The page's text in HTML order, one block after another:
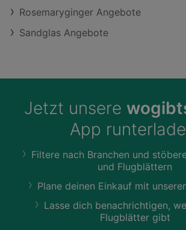
Rosemaryginger Angebote
Sandglas Angebote
Jetzt unsere
App
Filtere nach Branchen und
und Flugblättern
Plane deinen Einkauf mit
Lasse dich benachrichtigen,
Flugblätter gibt